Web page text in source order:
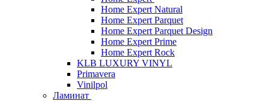
Home Expert Natural
Home Expert Parquet
Home Expert Parquet Design
Home Expert Prime
Home Expert Rock
KLB LUXURY VINYL
Primavera
Vinilpol
Ламинат